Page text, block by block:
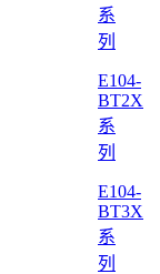
系
列
E104-
BT2X
系
列
E104-
BT3X
系
列